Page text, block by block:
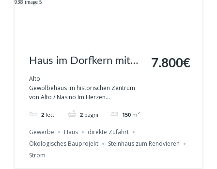
Haus im Dorfkern mit
Gewölbe – ideal als
Wohnsitz oder
Renditeobjekt Ref. 938
Alto
Gewölbehaus im historischen Zentrum
von Alto / Nasino Im Herzen...
2 letti 2 bagni 150 m²
7.800€
Gewerbe Haus
direkte Zufahrt
Ökologisches Bauprojekt
Steinhaus zum Renovieren
Strom